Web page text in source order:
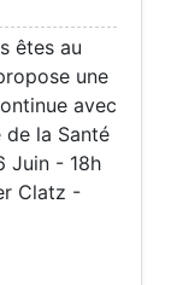
êtes au
une
avec
la Santé
Juin - 18h
Clatz -